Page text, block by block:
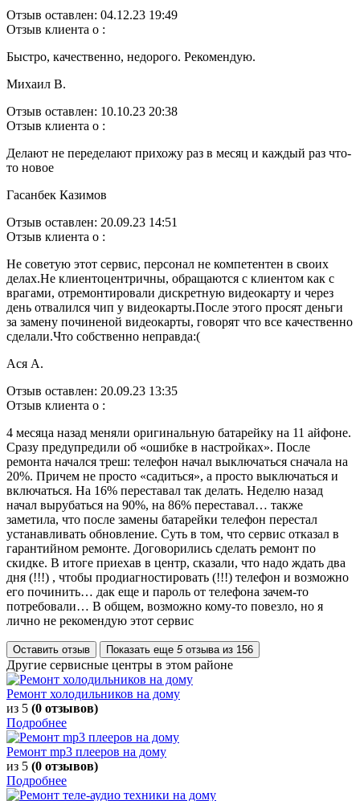
Отзыв оставлен: 04.12.23 19:49
Отзыв клиента о :
Быстро, качественно, недорого. Рекомендую.
Михаил В.
Отзыв оставлен: 10.10.23 20:38
Отзыв клиента о :
Делают не переделают прихожу раз в месяц и каждый раз что-
то новое
Гасанбек Казимов
Отзыв оставлен: 20.09.23 14:51
Отзыв клиента о :
Не советую этот сервис, персонал не компетентен в своих
делах.Не клиентоцентричны, обращаются с клиентом как с
врагами, отремонтировали дискретную видеокарту и через
день отвалился чип у видеокарты.После этого просят деньги
за замену починеной видеокарты, говорят что все качественно
сделали.Что собственно неправда:(
Ася А.
Отзыв оставлен: 20.09.23 13:35
Отзыв клиента о :
4 месяца назад меняли оригинальную батарейку на 11 айфоне.
Сразу предупредили об «ошибке в настройках». После
ремонта начался треш: телефон начал выключаться сначала на
20%. Причем не просто «садиться», а просто выключаться и
включаться. На 16% переставал так делать. Неделю назад
начал вырубаться на 90%, на 86% переставал… также
заметила, что после замены батарейки телефон перестал
устанавливать обновление. Суть в том, что сервис отказал в
гарантийном ремонте. Договорились сделать ремонт по
скидке. В итоге приехав в центр, сказали, что надо ждать два
дня (!!!) , чтобы продиагностировать (!!!) телефон и возможно
его починить… дак еще и пароль от телефона зачем-то
потребовали… В общем, возможно кому-то повезло, но я
лично не рекомендую этот сервис
Оставить отзыв Показать еще 5отзыва из 156
Другие сервисные центры в этом районе
Ремонт холодильников на дому
из 5 (0 отзывов)
Подробнее
Ремонт mp3 плееров на дому
из 5 (0 отзывов)
Подробнее